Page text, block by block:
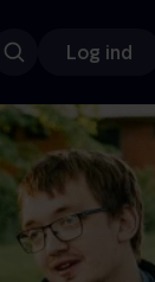
Log ind